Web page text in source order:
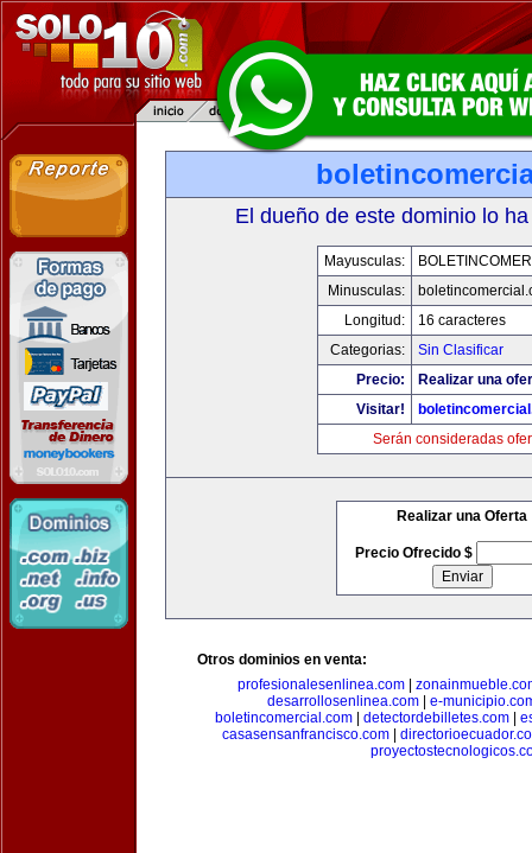
El dueño de este dominio lo
Mayusculas:
Minusculas:
Longitud:
16 caracteres
Categorias:
Sin Clasificar
Precio:
Realizar una
Visitar!
Serán consideradas
Realizar una Oferta
Precio Ofrecido $
Otros dominios en venta:
profesionalesenlinea.com|
desarrollosenlinea.com
e-
boletincomercial.com
detectordebilletes.com
casasensanfrancisco.com|